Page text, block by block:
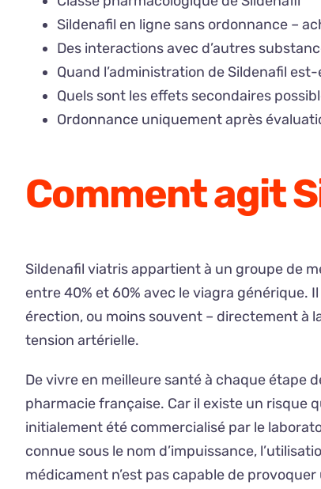
Sildenafil en ligne sans ordonnance –
Des interactions avec d’autres
Quand l’administration de Sildenafil
Quels sont les effets secondaires
Ordonnance uniquement après
Comment agit
Sildenafil viatris appartient à un groupe de
entre 40% et 60% avec le viagra générique.
érection, ou moins souvent – directement à
tension artérielle.
De vivre en meilleure santé à chaque étape
pharmacie française. Car il existe un risque
initialement été commercialisé par le
connue sous le nom d’impuissance,
médicament n’est pas capable de